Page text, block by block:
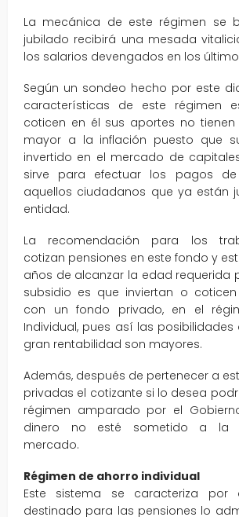
La mecánica de este régimen se
jubilado recibirá una mesada
los salarios devengados en los
Según un sondeo hecho por este
características de este régimen
coticen en él sus aportes no tienen
mayor a la inflación puesto que
invertido en el mercado de
sirve para efectuar los pagos
aquellos ciudadanos que ya están
entidad.
La recomendación para los
cotizan pensiones en este fondo y
años de alcanzar la edad requerida
subsidio es que inviertan o
con un fondo privado, en el
Individual, pues así las
gran rentabilidad son mayores.
Además, después de pertenecer a
privadas el cotizante si lo desea
régimen amparado por el
dinero no esté sometido a la
mercado.
Régimen de ahorro individual
Este sistema se caracteriza por
destinado para las pensiones lo